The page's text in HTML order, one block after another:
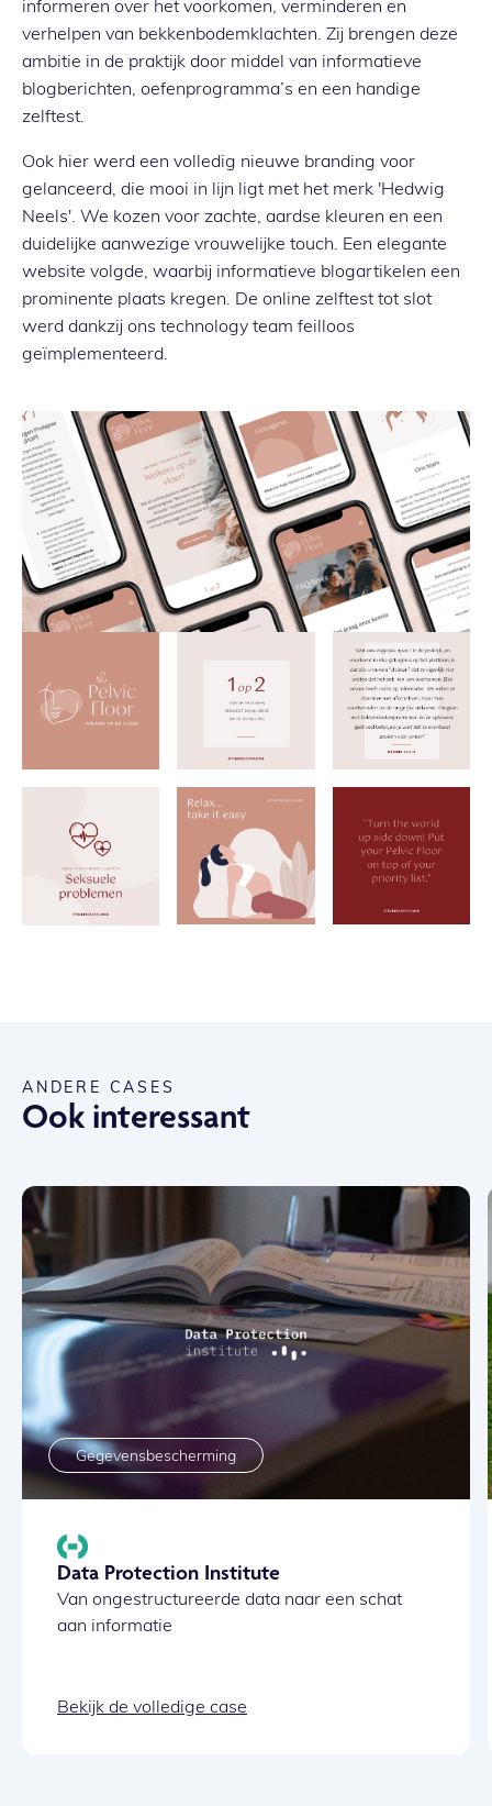
informeren over het voorkomen, verminderen en
verhelpen van bekkenbodemklachten. Zij brengen deze
ambitie in de praktijk door middel van informatieve
blogberichten, oefenprogramma’s en een handige
zelftest.
Ook hier werd een volledig nieuwe branding voor
gelanceerd, die mooi in lijn ligt met het merk 'Hedwig
Neels'. We kozen voor zachte, aardse kleuren en een
duidelijke aanwezige vrouwelijke touch. Een elegante
website volgde, waarbij informatieve blogartikelen een
prominente plaats kregen. De online zelftest tot slot
werd dankzij ons technology team feilloos
geïmplementeerd.
ANDERE CASES
Ook interessant
Gegevensbescherming
Data Protection Institute
Van ongestructureerde data naar een schat
aan informatie
Bekijk de volledige case